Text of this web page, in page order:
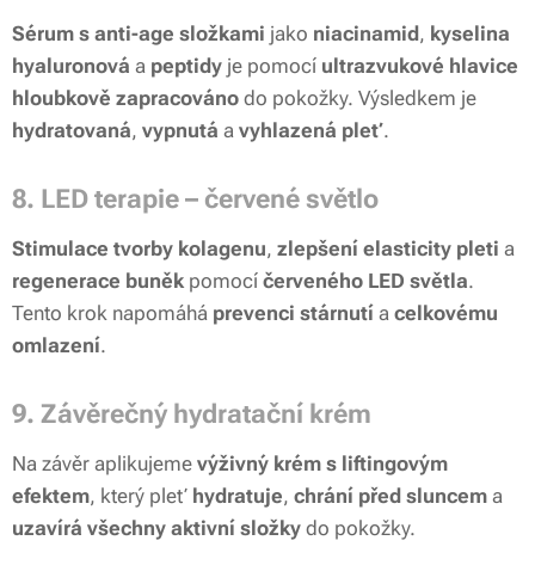
Sérum s anti-age složkami jako niacinamid, kyselina
hyaluronová a peptidy je pomocí ultrazvukové hlavice
hloubkově zapracováno do pokožky. Výsledkem je
hydratovaná, vypnutá a vyhlazená pleť.
8. LED terapie – červené světlo
Stimulace tvorby kolagenu, zlepšení elasticity pleti a
regenerace buněkpomocí červeného LED světla.
Tento krok napomáhá prevenci stárnutí a celkovému
omlazení.
9. Závěrečný hydratační krém
Na závěr aplikujeme výživný krém s liftingovým
efektem, který pleť hydratuje, chrání před sluncem a
uzavírá všechny aktivní složky do pokožky.